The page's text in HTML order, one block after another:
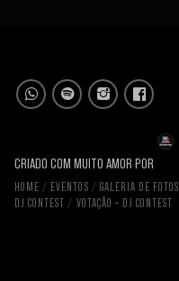
CRIADO COM MUITO AMOR POR
HOME EVENTOS GALERIA DE FOTOS
DJ CONTEST
VOTAÇÃO – DJ CONTEST